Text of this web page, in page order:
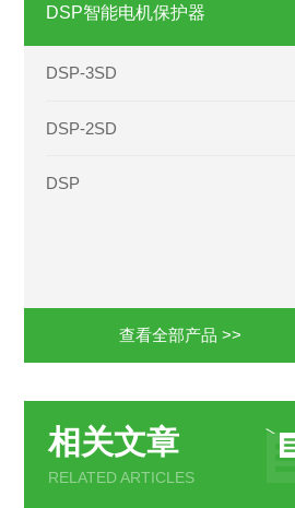
DSP智能电机保护器
DSP-3SD
DSP-2SD
DSP
查看全部产品 >>
相关文章
RELATED ARTICLES